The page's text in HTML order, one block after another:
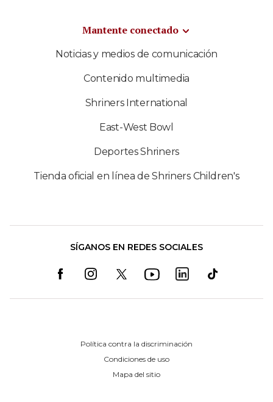
Mantente conectado
Noticias y medios de comunicación
Contenido multimedia
Shriners International
East-West Bowl
Deportes Shriners
Tienda oficial en línea de Shriners Children's
SÍGANOS EN REDES SOCIALES
Política contra la discriminación
Condiciones de uso
Mapa del sitio